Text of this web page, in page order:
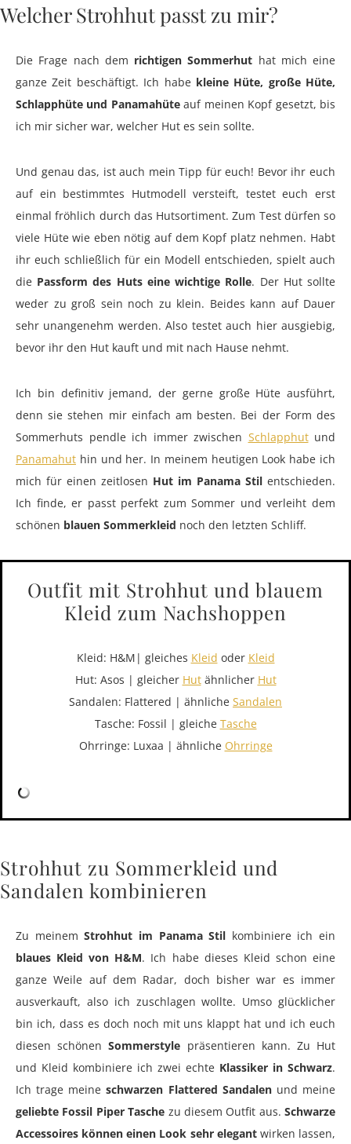
Welcher Strohhut passt zu mir?
Die Frage nach dem richtigen Sommerhut hat mich eine
ganze Zeit beschäftigt. Ich habe kleine Hüte, große Hüte,
Schlapphüte und Panamahüteauf meinen Kopf gesetzt, bis
ich mir sicher war, welcher Hut es sein sollte.
Und genau das, ist auch mein Tipp für euch! Bevor ihr euch
auf ein bestimmtes Hutmodell versteift, testet euch erst
einmal fröhlich durch das Hutsortiment. Zum Test dürfen so
viele Hüte wie eben nötig auf dem Kopf platz nehmen. Habt
ihr euch schließlich für ein Modell entschieden, spielt auch
die Passform des Huts eine wichtige Rolle. Der Hut sollte
weder zu groß sein noch zu klein. Beides kann auf Dauer
sehr unangenehm werden. Also testet auch hier ausgiebig,
bevor ihr den Hut kauft und mit nach Hause nehmt.
Ich bin definitiv jemand, der gerne große Hüte ausführt,
denn sie stehen mir einfach am besten. Bei der Form des
Sommerhuts pendle ich immer zwischen Schlapphutund
Panamahut hin und her. In meinem heutigen Look habe ich
mich für einen zeitlosen Hut im Panama Stil entschieden.
Ich finde, er passt perfekt zum Sommer und verleiht dem
schönen blauen Sommerkleid noch den letzten Schliff.
Outfit mit Strohhut und blauem
Kleid zum Nachshoppen
Kleid: H&M| gleiches Kleid oder Kleid
Hut: Asos | gleicher Hutähnlicher Hut
Sandalen: Flattered | ähnliche Sandalen
Tasche: Fossil | gleiche Tasche
Ohrringe: Luxaa | ähnliche Ohrringe
Strohhut zu Sommerkleid und
Sandalen kombinieren
Zu meinemStrohhut im Panama Stil kombiniere ich ein
blaues Kleid von H&M. Ich habe dieses Kleid schon eine
ganze Weile auf dem Radar, doch bisher war es immer
ausverkauft, also ich zuschlagen wollte. Umso glücklicher
bin ich, dass es doch noch mit uns klappt hat und ich euch
diesen schönenSommerstyle präsentieren kann. Zu Hut
und Kleid kombiniere ich zwei echte Klassiker in Schwarz.
Ich trage meineschwarzen Flattered Sandalenund meine
geliebte Fossil Piper Tasche zu diesem Outfit aus. Schwarze
Accessoires können einen Look sehr elegantwirken lassen,